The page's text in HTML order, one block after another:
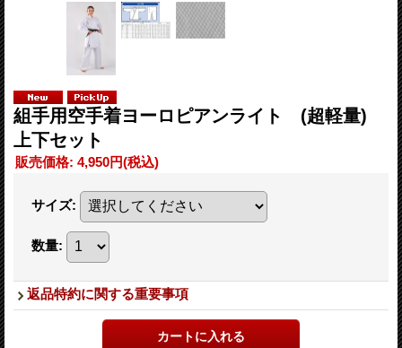
組手用空手着ヨーロピアンライト (超軽量)
上下セット
販売価格: 4,950円(税込)
サイズ:
数量:
返品特約に関する重要事項